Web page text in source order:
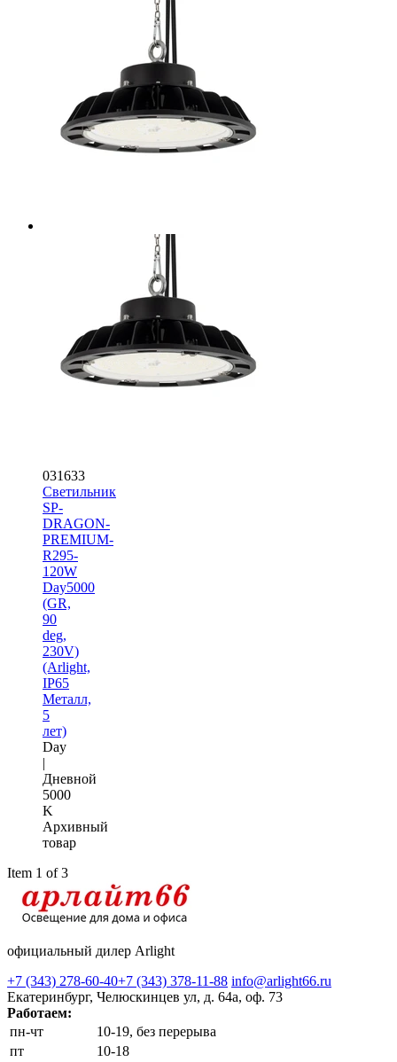
031633
Светильник
SP-
DRAGON-
PREMIUM-
R295-
120W
Day5000
(GR,
90
deg,
230V)
(Arlight,
IP65
Металл,
5
лет)
Day
|
Дневной
5000
K
Архивный
товар
Item 1 of 3
официальный дилер Arlight
+7 (343) 278-60-40+7 (343) 378-11-88 info@arlight66.ru
Екатеринбург, Челюскинцев ул, д. 64а, оф. 73
Работаем:
пн-чт
10-19, без перерыва
пт
10-18